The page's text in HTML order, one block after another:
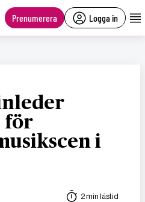
Prenumerera Logga in
för
i
2 min lästid